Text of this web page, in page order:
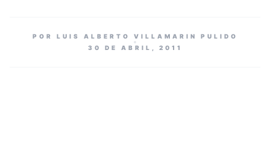
POR LUIS ALBERTO VILLAMARIN PULIDO
30 DE ABRIL, 2011